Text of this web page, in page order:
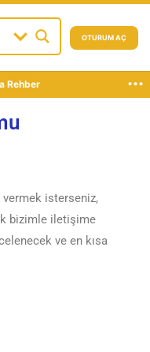
OTURUM AÇ
Rehber ...
isterseniz,
bizimle iletişime
ve en kısa